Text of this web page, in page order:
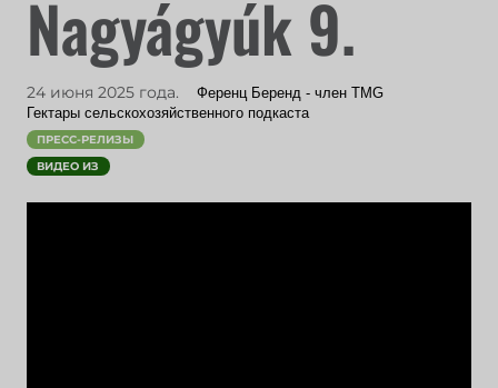
Nagyágyúk 9.
24 июня 2025 года.
Ференц Беренд - член TMG
Гектары сельскохозяйственного подкаста
ПРЕСС-РЕЛИЗЫ
ВИДЕО ИЗ